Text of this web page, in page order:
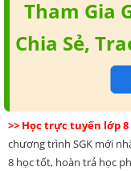
Tham Gia
Chia Sẻ,
>> Học trực tuyến lớp
chương trình SGK mới
8 học tốt, hoàn trả học